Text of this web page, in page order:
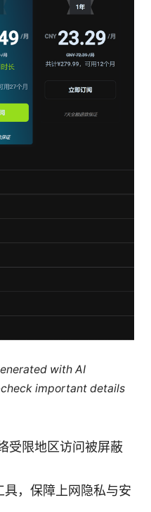
with AI
important details
受限地区访问被屏蔽
，保障上网隐私与安